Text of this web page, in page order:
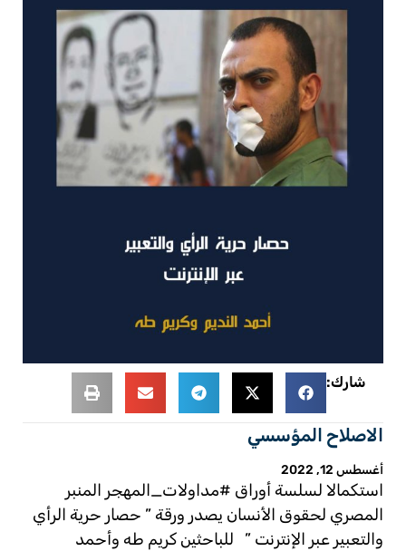
شارك:
الاصلاح المؤسسي
أغسطس 12, 2022
استكمالا لسلسة أوراق #مداولات_المهجر المنبر
المصري لحقوق الأنسان يصدر ورقة ” حصار حرية الرأي
والتعبير عبر الإنترنت ” للباحثين كريم طه وأحمد